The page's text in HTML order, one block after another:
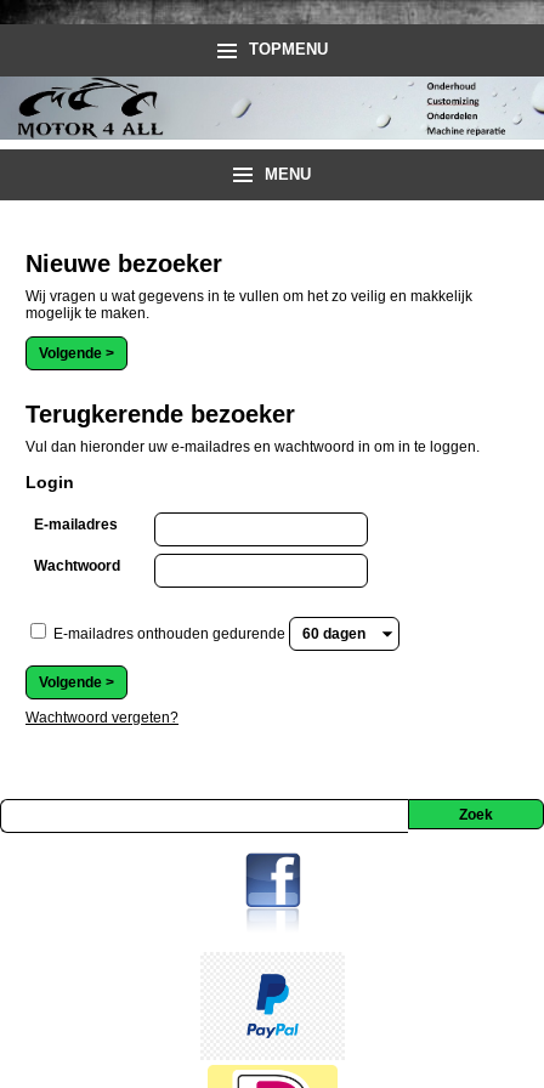
TOPMENU
MENU
Nieuwe bezoeker
Wij vragen u wat gegevens in te vullen om het zo veilig en makkelijk
mogelijk te maken.
Terugkerende bezoeker
Vul dan hieronder uw e-mailadres en wachtwoord in om in te loggen.
Login
E-mailadres
Wachtwoord
E-mailadres onthouden gedurende
Wachtwoord vergeten?